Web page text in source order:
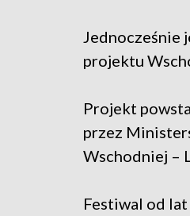
Jednocześnie
projektu
Projekt
przez
Wschodniej –
Festiwal od